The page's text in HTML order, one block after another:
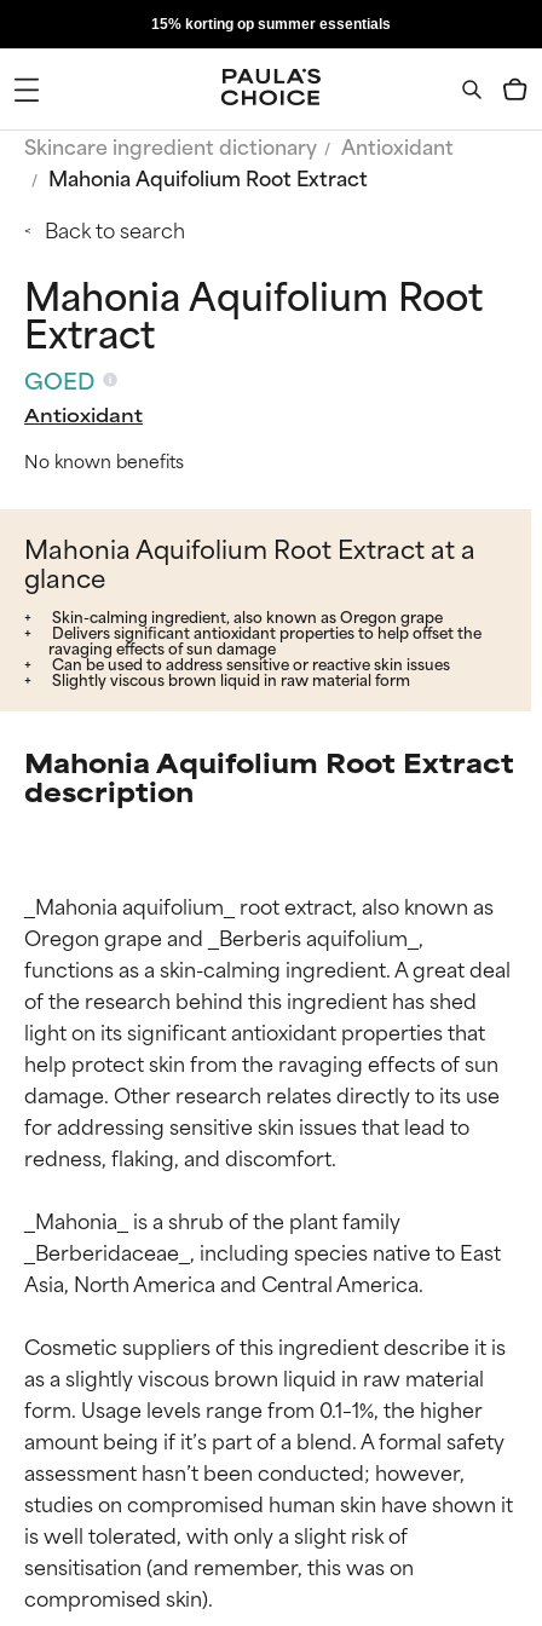
15% korting op summer essentials
Skincare ingredient dictionary
Antioxidant
Mahonia Aquifolium Root Extract
Back to search
Mahonia Aquifolium Root
Extract
GOED
Antioxidant
No known benefits
Mahonia Aquifolium Root Extract at a
glance
Skin-calming ingredient, also known as Oregon grape
Delivers significant antioxidant properties to help offset the
ravaging effects of sun damage
Can be used to address sensitive or reactive skin issues
Slightly viscous brown liquid in raw material form
Mahonia Aquifolium Root Extract
description
_Mahonia aquifolium_ root extract, also known as
Oregon grape and _Berberis aquifolium_,
functions as a skin-calming ingredient. A great deal
of the research behind this ingredient has shed
light on its significant antioxidant properties that
help protect skin from the ravaging effects of sun
damage. Other research relates directly to its use
for addressing sensitive skin issues that lead to
redness, flaking, and discomfort.
_Mahonia_ is a shrub of the plant family
_Berberidaceae_, including species native to East
Asia, North America and Central America.
Cosmetic suppliers of this ingredient describe it is
as a slightly viscous brown liquid in raw material
form. Usage levels range from 0.1–1%, the higher
amount being if it’s part of a blend. A formal safety
assessment hasn’t been conducted; however,
studies on compromised human skin have shown it
is well tolerated, with only a slight risk of
sensitisation (and remember, this was on